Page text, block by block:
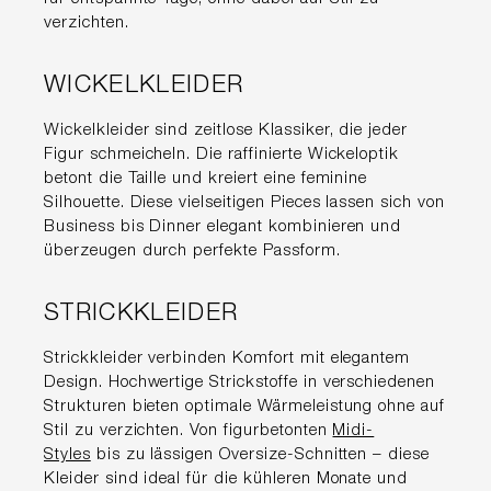
verzichten.
WICKELKLEIDER
Wickelkleider sind zeitlose Klassiker, die jeder
Figur schmeicheln. Die raffinierte Wickeloptik
betont die Taille und kreiert eine feminine
Silhouette. Diese vielseitigen Pieces lassen sich von
Business bis Dinner elegant kombinieren und
überzeugen durch perfekte Passform.
STRICKKLEIDER
Strickkleider verbinden Komfort mit elegantem
Design. Hochwertige Strickstoffe in verschiedenen
Strukturen bieten optimale Wärmeleistung ohne auf
Stil zu verzichten. Von figurbetonten Midi-
Styles bis zu lässigen Oversize-Schnitten – diese
Kleider sind ideal für die kühleren Monate und